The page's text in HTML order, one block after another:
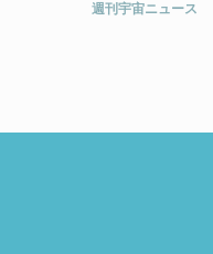
週刊宇宙ニュース